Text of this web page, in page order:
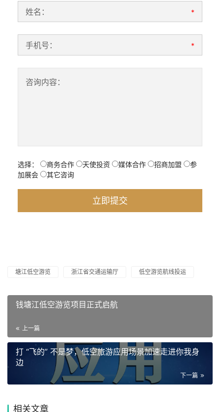
姓名： *
手机号： *
咨询内容：
选择： 商务合作 天使投资 媒体合作 招商加盟
参
加展会
其它咨询
塘江低空游览 浙江省交通运输厅 低空游览航线投运
钱塘江低空游览项目正式启航
上一篇
打 “飞的” 不是梦，低空旅游应用场景加速走进你我身
边
下一篇
相关文章